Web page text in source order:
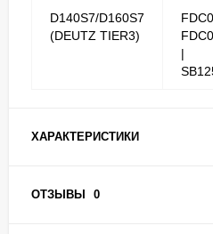
D140S7/D160S7
(DEUTZ TIER3)
|
ХАРАКТЕРИСТИКИ
ОТЗЫВЫ 0